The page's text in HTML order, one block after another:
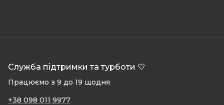
Служба підтримки та турботи 💛
Працюємо з 9 до 19 щодня
+38 098 011 9977